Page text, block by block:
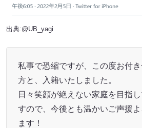
出典:@UB_yagi
私事で恐縮ですが、この度お付
方と、入籍いたしました。
日々笑顔が絶えない家庭を目指
すので、今後とも温かいご声援
ます！